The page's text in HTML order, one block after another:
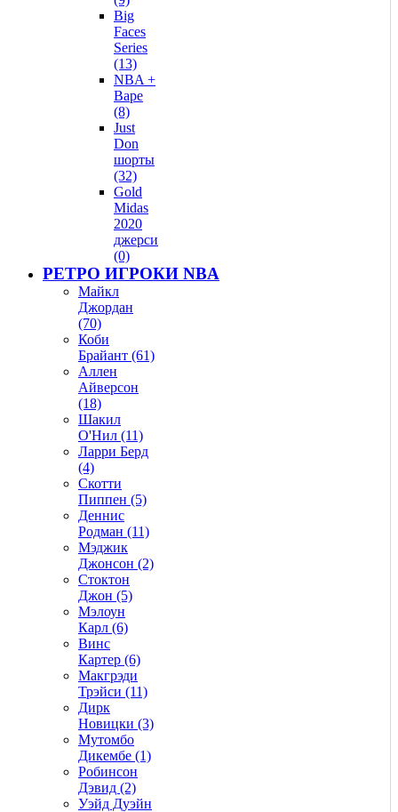
Big
Faces
Series
(13)
NBA +
Bape
(8)
Just
Don
шорты
(32)
Gold
Midas
2020
джерси
(0)
РЕТРО ИГРОКИ NBA
Майкл
Джордан
(70)
Коби
Брайант (61)
Аллен
Айверсон
(18)
Шакил
О'Нил (11)
Ларри Берд
(4)
Скотти
Пиппен (5)
Деннис
Родман (11)
Мэджик
Джонсон (2)
Стоктон
Джон (5)
Мэлоун
Карл (6)
Винс
Картер (6)
Макгрэди
Трэйси (11)
Дирк
Новицки (3)
Мутомбо
Дикембе (1)
Робинсон
Дэвид (2)
Уэйд Дуэйн